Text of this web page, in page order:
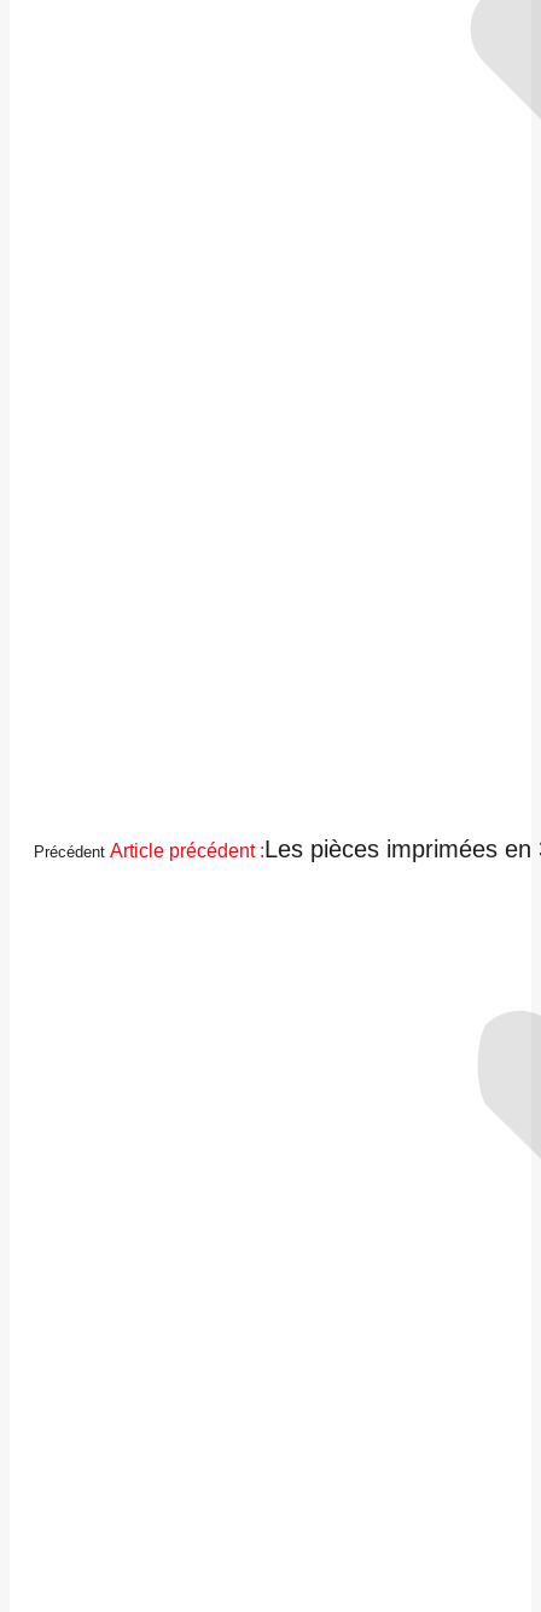
Précédent Article précédent :Les pièces imprimées